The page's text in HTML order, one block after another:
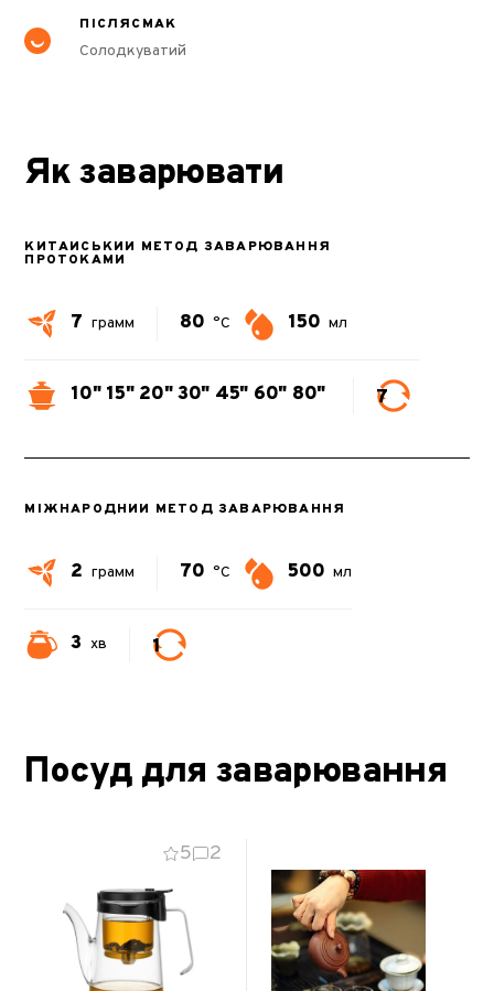
ПІСЛЯСМАК
Солодкуватий
Як заварювати
КИТАЙСЬКИЙ МЕТОД ЗАВАРЮВАННЯ
ПРОТОКАМИ
7 грамм 80 °C 150 мл
10" 15" 20" 30" 45" 60" 80" 7
МІЖНАРОДНИЙ МЕТОД ЗАВАРЮВАННЯ
2 грамм 70 °C 500 мл
3 хв 1
Посуд для заварювання
5 2